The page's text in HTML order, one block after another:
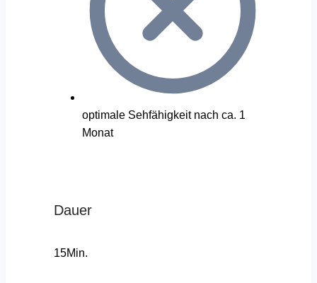
optimale Sehfähigkeit nach ca. 1
Monat
Dauer
15Min.